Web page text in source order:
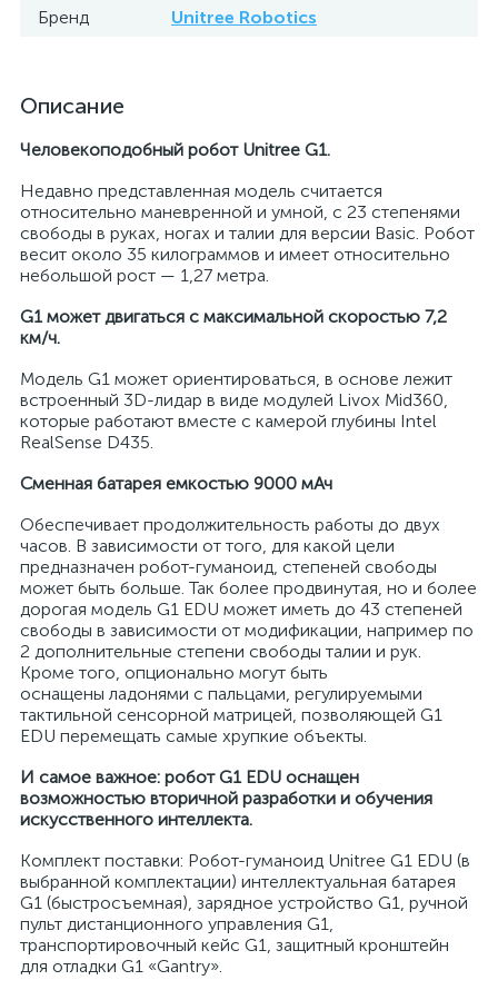
Бренд Unitree Robotics
Описание
Человекоподобный робот Unitree G1.
Недавно представленная модель считается
относительно маневренной и умной, с 23 степенями
свободы в руках, ногах и талии для версии Basic. Робот
весит около 35 килограммов и имеет относительно
небольшой рост — 1,27 метра.
G1 может двигаться с максимальной скоростью 7,2
км/ч.
Модель G1 может ориентироваться, в основе лежит
встроенный 3D-лидар в виде модулей Livox Mid360,
которые работают вместе с камерой глубины Intel
RealSense D435.
Сменная батарея емкостью 9000 мАч
Обеспечивает продолжительность работы до двух
часов. В зависимости от того, для какой цели
предназначен робот-гуманоид, степеней свободы
может быть больше. Так более продвинутая, но и более
дорогая модель G1 EDU может иметь до 43 степеней
свободы в зависимости от модификации, например по
2 дополнительные степени свободы талии и рук.
Кроме того, опционально могут быть
оснащены ладонями с пальцами, регулируемыми
тактильной сенсорной матрицей, позволяющей G1
EDU перемещать самые хрупкие объекты.
И самое важное: робот G1 EDU оснащен
возможностью вторичной разработки и обучения
искусственного интеллекта.
Комплект поставки: Робот-гуманоид Unitree G1 EDU (в
выбранной комплектации) интеллектуальная батарея
G1 (быстросъемная), зарядное устройство G1, ручной
пульт дистанционного управления G1,
транспортировочный кейс G1, защитный кронштейн
для отладки G1 «Gantry».